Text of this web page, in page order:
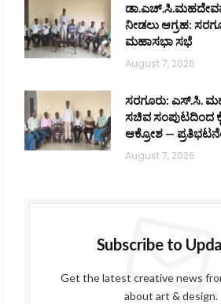
ನೀಡಲು ಆಗ್ರಹ:
ಮಹಾಸಭಾ ಸಭೆ
August 7, 2026
ಸರಗೂರು: ಎಸ್.ಸಿ.
ಸಚಿವ ಸಂಪುಟದಿಂದ
ಆಕ್ರೋಶ —
August 7, 2026
Subscribe to
Get the latest creative news
about art & design.